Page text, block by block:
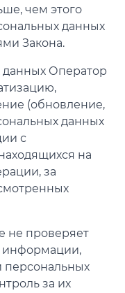
чем этого
данных
Закона.
Оператор
(обновление,
данных
с
на
за
не проверяет
информации,
персональных
за их